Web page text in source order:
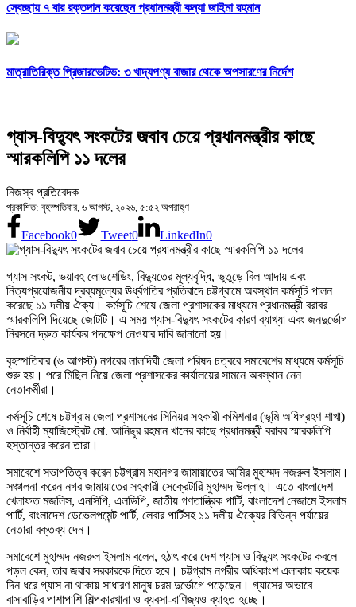
স্বেচ্ছায় ৭ বার রক্তদান করেছেন প্রধানমন্ত্রী কন্যা জাইমা রহমান
মাত্রাতিরিক্ত প্রিজারভেটিভ: ৩ খাদ্যপণ্য বাজার থেকে অপসারণের নির্দেশ
গ্যাস-বিদ্যুৎ সংকটের জবাব চেয়ে প্রধানমন্ত্রীর কাছে
স্মারকলিপি ১১ দলের
নিজস্ব প্রতিবেদক
প্রকাশিত: বৃহস্পতিবার, ৬ আগস্ট, ২০২৬, ৫:৫২ অপরাহ্ণ
Facebook0 Tweet0 LinkedIn0
গ্যাস সংকট, ভয়াবহ লোডশেডিং, বিদ্যুতের মূল্যবৃদ্ধি, ভুতুড়ে বিল আদায় এবং
নিত্যপ্রয়োজনীয় দ্রব্যমূল্যের ঊর্ধ্বগতির প্রতিবাদে চট্টগ্রামে অবস্থান কর্মসূচি পালন
করেছে ১১ দলীয় ঐক্য। কর্মসূচি শেষে জেলা প্রশাসকের মাধ্যমে প্রধানমন্ত্রী বরাবর
স্মারকলিপি দিয়েছে জোটটি। এ সময় গ্যাস-বিদ্যুৎ সংকটের কারণ ব্যাখ্যা এবং জনদুর্ভোগ
নিরসনে দ্রুত কার্যকর পদক্ষেপ নেওয়ার দাবি জানানো হয়।
বৃহস্পতিবার (৬ আগস্ট) নগরের লালদিঘী জেলা পরিষদ চত্বরে সমাবেশের মাধ্যমে কর্মসূচি
শুরু হয়। পরে মিছিল নিয়ে জেলা প্রশাসকের কার্যালয়ের সামনে অবস্থান নেন
নেতাকর্মীরা।
কর্মসূচি শেষে চট্টগ্রাম জেলা প্রশাসনের সিনিয়র সহকারী কমিশনার (ভূমি অধিগ্রহণ শাখা)
ও নির্বাহী ম্যাজিস্ট্রেট মো. আনিছুর রহমান খানের কাছে প্রধানমন্ত্রী বরাবর স্মারকলিপি
হস্তান্তর করেন তারা।
সমাবেশে সভাপতিত্ব করেন চট্টগ্রাম মহানগর জামায়াতের আমির মুহাম্মদ নজরুল ইসলাম।
সঞ্চালনা করেন নগর জামায়াতের সহকারী সেক্রেটারি মুহাম্মদ উল্লাহ। এতে বাংলাদেশ
খেলাফত মজলিস, এনসিপি, এলডিপি, জাতীয় গণতান্ত্রিক পার্টি, বাংলাদেশ নেজামে ইসলাম
পার্টি, বাংলাদেশ ডেভেলপমেন্ট পার্টি, লেবার পার্টিসহ ১১ দলীয় ঐক্যের বিভিন্ন পর্যায়ের
নেতারা বক্তব্য দেন।
সমাবেশে মুহাম্মদ নজরুল ইসলাম বলেন, হঠাৎ করে দেশ গ্যাস ও বিদ্যুৎ সংকটের কবলে
পড়ল কেন, তার জবাব সরকারকে দিতে হবে। চট্টগ্রাম নগরীর অধিকাংশ এলাকায় কয়েক
দিন ধরে গ্যাস না থাকায় সাধারণ মানুষ চরম দুর্ভোগে পড়েছেন। গ্যাসের অভাবে
বাসাবাড়ির পাশাপাশি শিল্পকারখানা ও ব্যবসা-বাণিজ্যও ব্যাহত হচ্ছে।